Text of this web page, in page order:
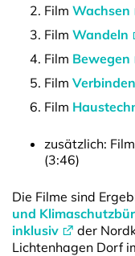
Film Wachsen
Film Wandeln
Film Bewegen
Film Verbinden
Film
zusätzlich: Film
(3:46)
Die Filme sind
und
inklusiv
der
Lichtenhagen Dorf